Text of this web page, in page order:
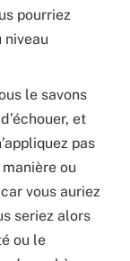
pourriez
niveau
le savons
et
pas
ou
vous auriez
seriez alors
ou le